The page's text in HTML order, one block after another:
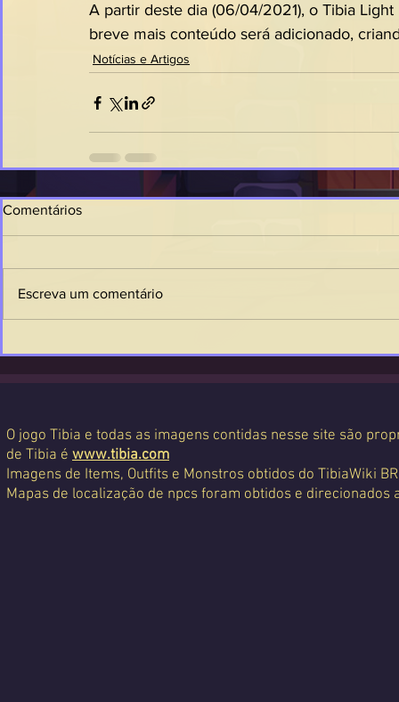
A partir deste dia (06/04/2021), o Tibia
breve mais conteúdo será adicionado,
Notícias e Artigos
Comentários
Escreva um comentário
O jogo Tibia e todas as imagens contidas nesse site são
de Tibia é www.tibia.com
Imagens de Items, Outfits e Monstros obtidos do TibiaWiki
Mapas de localização de npcs foram obtidos e direcionados